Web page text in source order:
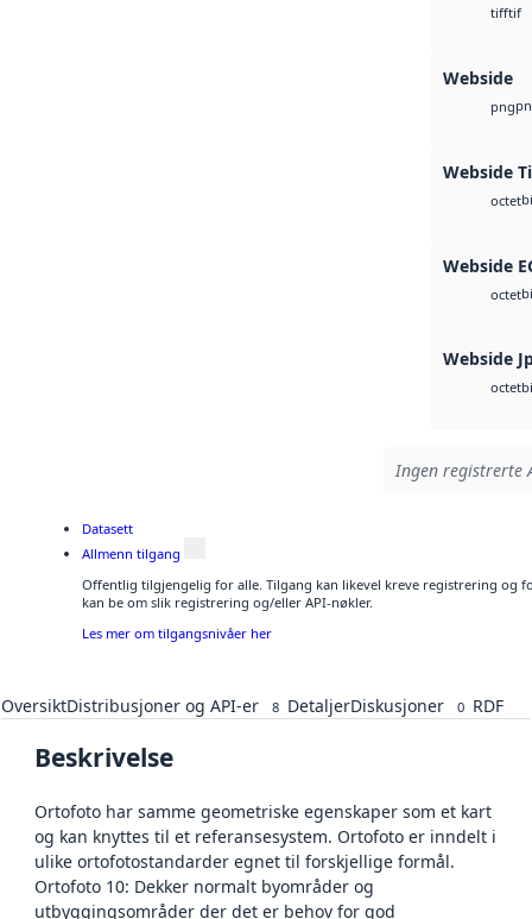
tifftif
Webside
png
Webside
octet
Webside
octet
Webside
octet
Ingen registrerte
Datasett
Allmenn tilgang
Offentlig tilgjengelig for alle. Tilgang kan likevel kreve registrering og
kan be om slik registrering og/eller API-nøkler.
Les mer om tilgangsnivåer her
OversiktDistribusjoner og API-er 8 DetaljerDiskusjoner 0 RDF
Beskrivelse
Ortofoto har samme geometriske egenskaper som et kart
og kan knyttes til et referansesystem. Ortofoto er inndelt i
ulike ortofotostandarder egnet til forskjellige formål.
Ortofoto 10: Dekker normalt byområder og
utbyggingsområder der det er behov for god